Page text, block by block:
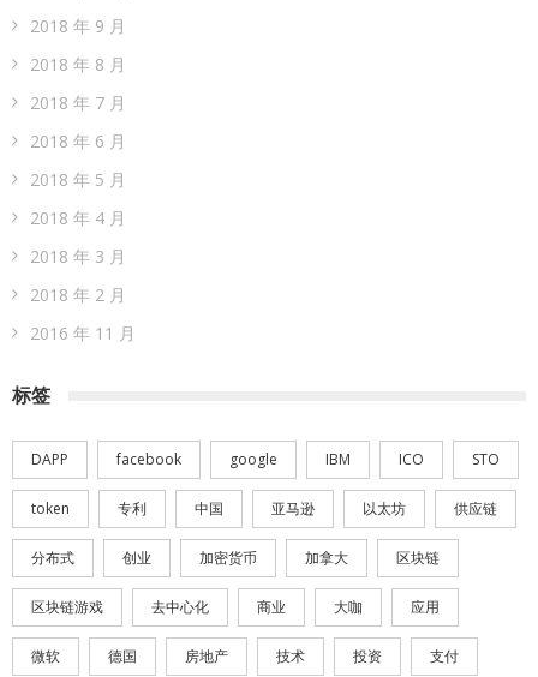
2018 年 9 月
2018 年 8 月
2018 年 7 月
2018 年 6 月
2018 年 5 月
2018 年 4 月
2018 年 3 月
2018 年 2 月
2016 年 11 月
标签
DAPP facebook google IBM ICO STO
token 专利 中国 亚马逊 以太坊 供应链
分布式 创业 加密货币 加拿大 区块链
区块链游戏 去中心化 商业 大咖 应用
微软 德国 房地产 技术 投资 支付